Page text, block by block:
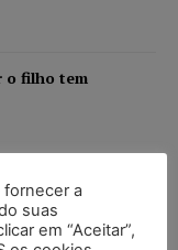
o filho tem
de veículos
de todos os
fornecer a
suas
em “Aceitar”,